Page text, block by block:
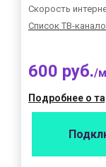
Скорость
Список ТВ-
600 руб./
Подробнее о